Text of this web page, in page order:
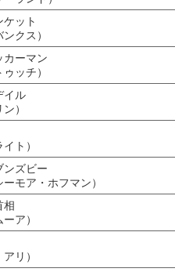
ット
クス）
カーマン
ッチ）
イル
）
ト）
ンズビー
ーモア・ホフマン）
相
ア）
リ）